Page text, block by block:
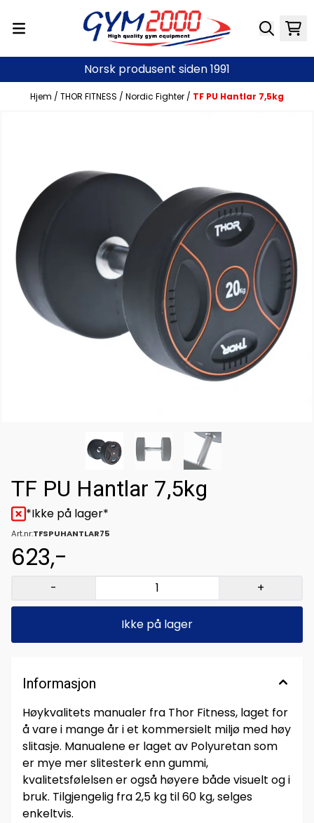
Norsk produsent siden 1991
Hjem / THOR FITNESS / Nordic Fighter / TF PU Hantlar 7,5kg
TF PU Hantlar 7,5kg
*Ikke på lager*
Art.nr:TFSPUHANTLAR75
623,-
- +
Ikke på lager
Informasjon
Høykvalitets manualer fra Thor Fitness, laget for
å vare i mange år i et kommersielt miljø med høy
slitasje. Manualene er laget av Polyuretan som
er mye mer slitesterk enn gummi,
kvalitetsfølelsen er også høyere både visuelt og i
bruk. Tilgjengelig fra 2,5 kg til 60 kg, selges
enkeltvis.